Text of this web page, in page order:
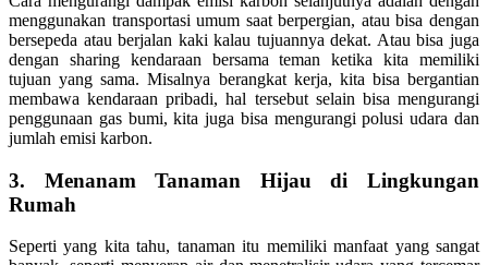
menggunakan transportasi umum saat berpergian, atau bisa dengan
bersepeda atau berjalan kaki kalau tujuannya dekat. Atau bisa juga
dengan sharing kendaraan bersama teman ketika kita memiliki
tujuan yang sama. Misalnya berangkat kerja, kita bisa bergantian
membawa kendaraan pribadi, hal tersebut selain bisa mengurangi
penggunaan gas bumi, kita juga bisa mengurangi polusi udara dan
jumlah emisi karbon.
3. Menanam Tanaman Hijau di Lingkungan
Rumah
Seperti yang kita tahu, tanaman itu memiliki manfaat yang sangat